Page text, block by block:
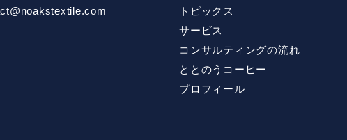
トピックス
サービス
コンサルティングの流れ
ととのうコーヒー
プロフィール